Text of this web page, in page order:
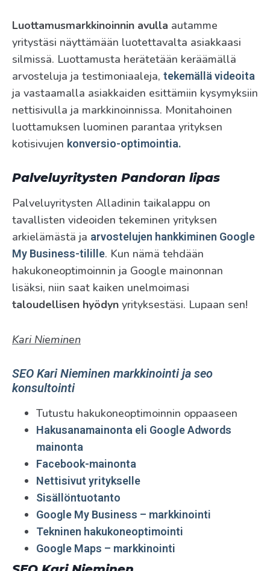
Luottamusmarkkinoinnin avulla autamme
yritystäsi näyttämään luotettavalta asiakkaasi
silmissä. Luottamusta herätetään keräämällä
arvosteluja ja testimoniaaleja, tekemällä videoita
ja vastaamalla asiakkaiden esittämiin kysymyksiin
nettisivulla ja markkinoinnissa. Monitahoinen
luottamuksen luominen parantaa yrityksen
kotisivujen konversio-optimointia.
Palveluyritysten Pandoran lipas
Palveluyritysten Alladinin taikalappu on
tavallisten videoiden tekeminen yrityksen
arkielämästä ja arvostelujen hankkiminen Google
My Business-tilille. Kun nämä tehdään
hakukoneoptimoinnin ja Google mainonnan
lisäksi, niin saat kaiken unelmoimasi
taloudellisen hyödyn yrityksestäsi. Lupaan sen!
Kari Nieminen
SEO Kari Nieminen markkinointi ja seo
konsultointi
Tutustu hakukoneoptimoinnin oppaaseen
Hakusanamainonta eli Google Adwords
mainonta
Facebook-mainonta
Nettisivut yritykselle
Sisällöntuotanto
Google My Business – markkinointi
Tekninen hakukoneoptimointi
Google Maps – markkinointi